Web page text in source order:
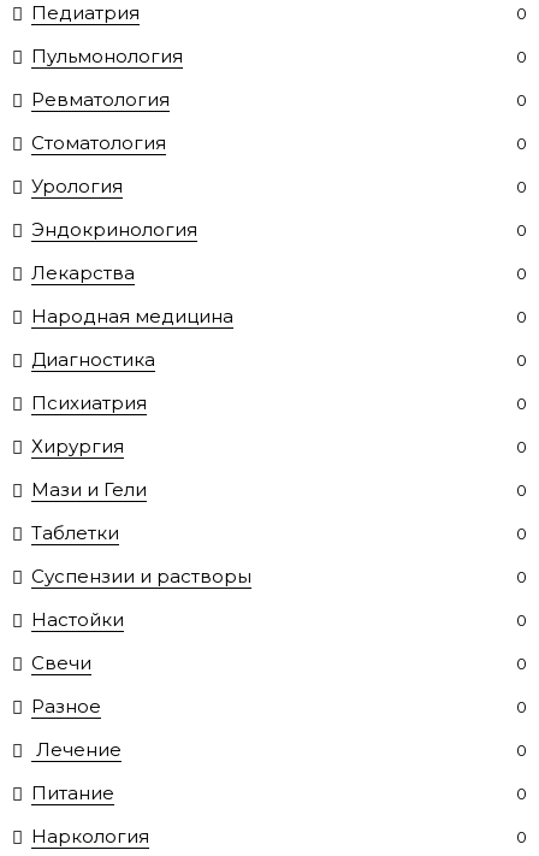
Педиатрия 0
Пульмонология 0
Ревматология 0
Стоматология 0
Урология 0
Эндокринология 0
Лекарства 0
Народная медицина 0
Диагностика 0
Психиатрия 0
Хирургия 0
Мази и Гели 0
Таблетки 0
Суспензии и растворы 0
Настойки 0
Свечи 0
Разное 0
Лечение 0
Питание 0
Наркология 0